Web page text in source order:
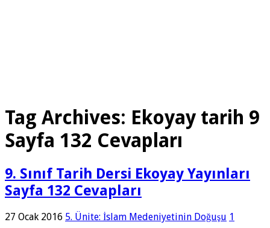
Tag Archives: Ekoyay tarih 9
Sayfa 132 Cevapları
9. Sınıf Tarih Dersi Ekoyay Yayınları
Sayfa 132 Cevapları
27 Ocak 2016 5. Ünite: İslam Medeniyetinin Doğuşu 1